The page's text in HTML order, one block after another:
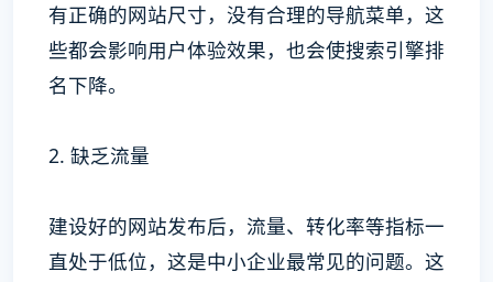
有正确的网站尺寸，没有合理的导航菜单，这
些都会影响用户体验效果，也会使搜索引擎排
名下降。
2. 缺乏流量
建设好的网站发布后，流量、转化率等指标一
直处于低位，这是中小企业最常见的问题。这